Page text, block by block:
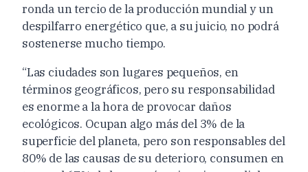
ronda un tercio de la producción mundial y un
despilfarro energético que, a su juicio, no podrá
sostenerse mucho tiempo.
“Las ciudades son lugares pequeños, en
términos geográficos, pero su responsabilidad
es enorme a la hora de provocar daños
ecológicos. Ocupan algo más del 3% de la
superficie del planeta, pero son responsables del
80% de las causas de su deterioro, consumen en